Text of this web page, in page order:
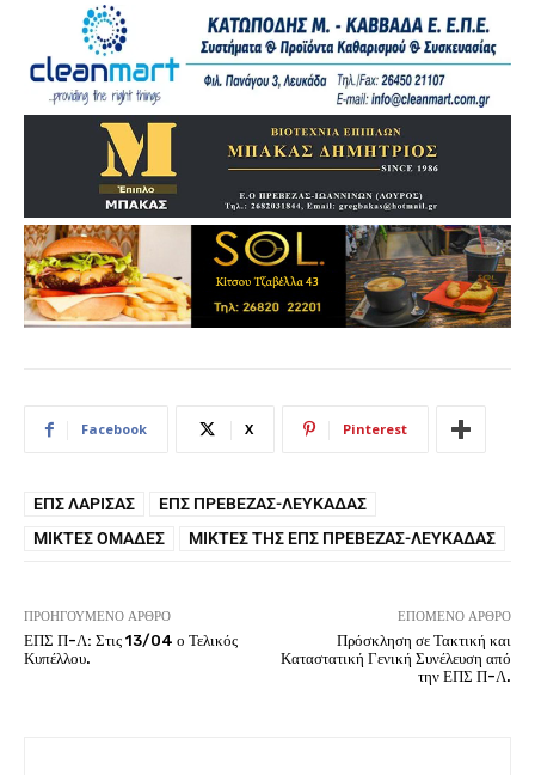
Facebook X Pinterest
ΕΠΣ ΛΆΡΙΣΑΣ
ΕΠΣ ΠΡΈΒΕΖΑΣ-ΛΕΥΚΆΔΑΣ
ΜΙΚΤΈΣ ΟΜΆΔΕΣ
ΜΙΚΤΈΣ ΤΗΣ ΕΠΣ ΠΡΈΒΕΖΑΣ-ΛΕΥΚΆΔΑΣ
ΠΡΟΗΓΟΎΜΕΝΟ ΆΡΘΡΟ
ΕΠΣ Π-Λ: Στις 13/04 ο Τελικός
Κυπέλλου.
ΕΠΌΜΕΝΟ ΆΡΘΡΟ
Πρόσκληση σε Τακτική και
Καταστατική Γενική Συνέλευση από
την ΕΠΣ Π-Λ.